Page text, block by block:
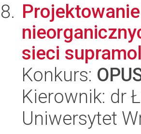
sieci
Konkurs:
Kierownik: dr
Uniwersytet